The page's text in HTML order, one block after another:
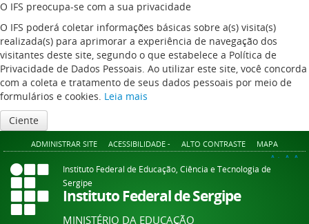
O IFS preocupa-se com a sua privacidade
O IFS poderá coletar informações básicas sobre a(s) visita(s)
realizada(s) para aprimorar a experiência de navegação dos
visitantes deste site, segundo o que estabelece a Política de
Privacidade de Dados Pessoais. Ao utilizar este site, você concorda
com a coleta e tratamento de seus dados pessoais por meio de
formulários e cookies. Leia mais
Ciente
ADMINISTRAR SITE ACESSIBILIDADE - ALTO CONTRASTE MAPA
A+ A A-
Instituto Federal de Educação, Ciência e Tecnologia de
Sergipe
Instituto Federal de Sergipe
MINISTÉRIO DA EDUCAÇÃO